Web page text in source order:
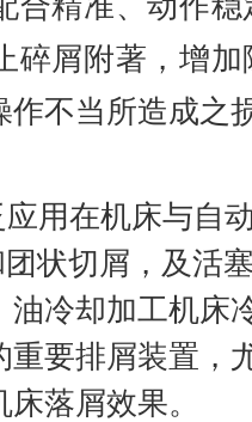
碎屑附著，增
作不当所造成之
应用在机床与自
状切屑，及活
油冷却加工机床
重要排屑装置，
落屑效果。